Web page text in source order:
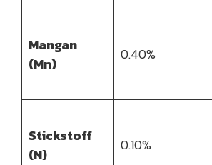
Mangan
(Mn)
0.40%
Stickstoff
(N)
0.10%